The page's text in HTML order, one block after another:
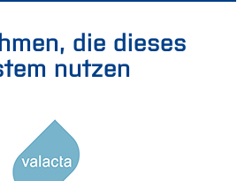
die dieses
nutzen